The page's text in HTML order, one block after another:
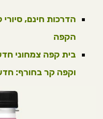
הדרכות חינם,
הקפה
בית קפה צמחוני
וקפה קר בחורף: